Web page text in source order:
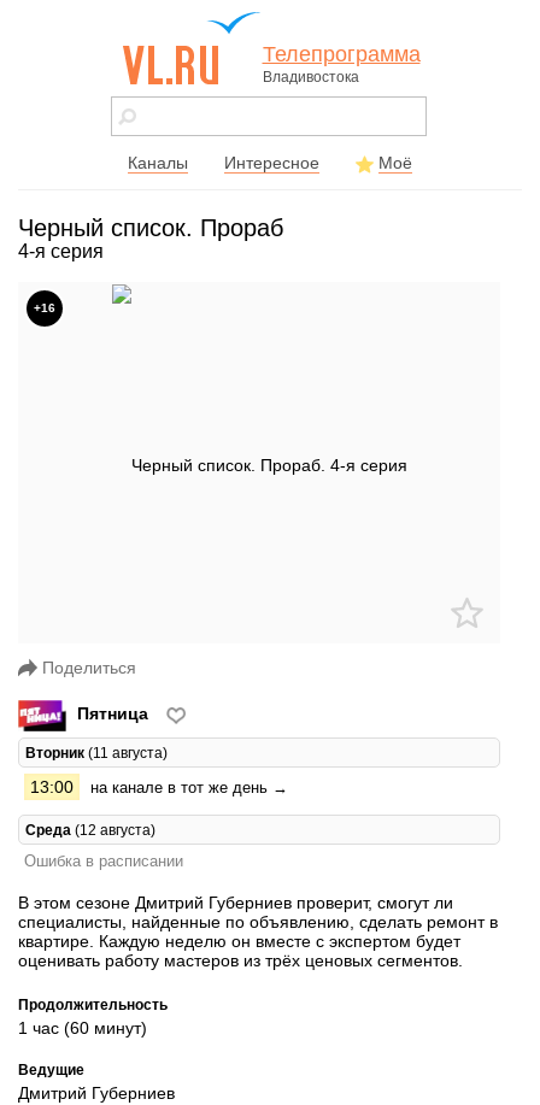
vl.ru - сайт
города
Телепрограмма
Владивостока
Каналы Интересное Моё
Черный список. Прораб
4-я серия
+16
Поделиться
Пятница
Вторник (11 августа)
13:00 на канале в тот же день →
Среда (12 августа)
Ошибка в расписании
В этом сезоне Дмитрий Губерниев проверит, смогут ли
специалисты, найденные по объявлению, сделать ремонт в
квартире. Каждую неделю он вместе с экспертом будет
оценивать работу мастеров из трёх ценовых сегментов.
Продолжительность
1 час (60 минут)
Ведущие
Дмитрий Губерниев